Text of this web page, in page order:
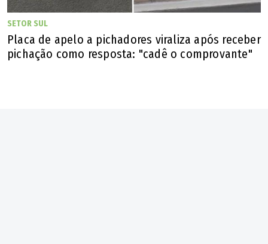
SETOR SUL
Placa de apelo a pichadores viraliza após receber
pichação como resposta: "cadê o comprovante"